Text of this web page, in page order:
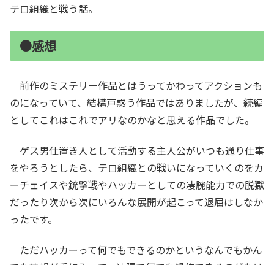
テロ組織と戦う話。
●感想
前作のミステリー作品とはうってかわってアクションも
のになっていて、結構戸惑う作品ではありましたが、続編
としてこれはこれでアリなのかなと思える作品でした。
ゲス男仕置き人として活動する主人公がいつも通り仕事
をやろうとしたら、テロ組織との戦いになっていくのをカ
ーチェイスや銃撃戦やハッカーとしての凄腕能力での脱獄
だったり次から次にいろんな展開が起こって退屈はしなか
ったです。
ただハッカーって何でもできるのかというなんでもかん